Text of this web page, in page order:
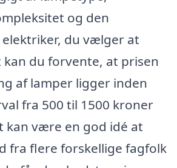
og den
du vælger at
kan du forvente, at prisen
af lamper ligger inden
fra 500 til 1500 kroner
kan være en god idé at
fra flere forskellige fagfolk